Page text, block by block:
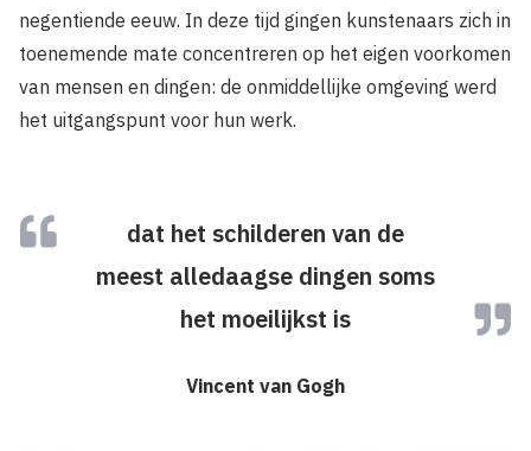
negentiende eeuw. In deze tijd gingen kunstenaars zich in
toenemende mate concentreren op het eigen voorkomen
van mensen en dingen: de onmiddellijke omgeving werd
het uitgangspunt voor hun werk.
dat het schilderen van de
meest alledaagse dingen soms
het moeilijkst is
Vincent van Gogh